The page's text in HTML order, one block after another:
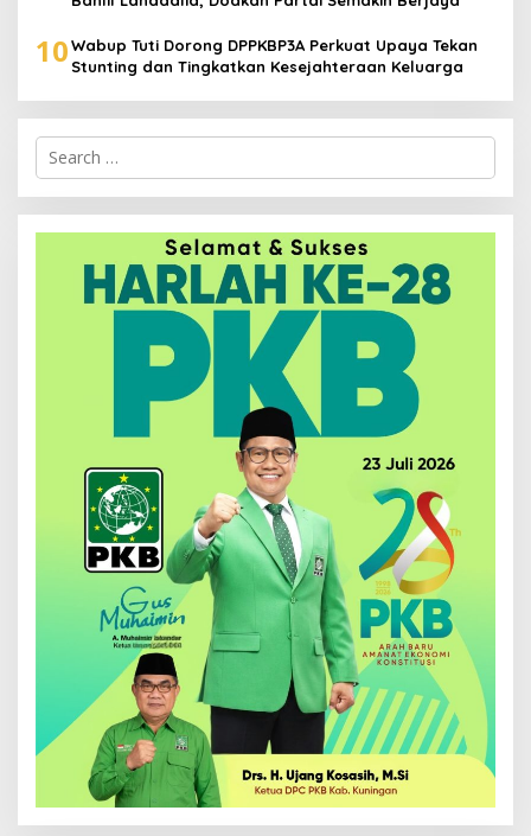
10Wabup Tuti Dorong DPPKBP3A Perkuat Upaya Tekan
Stunting dan Tingkatkan Kesejahteraan Keluarga
Search
for: